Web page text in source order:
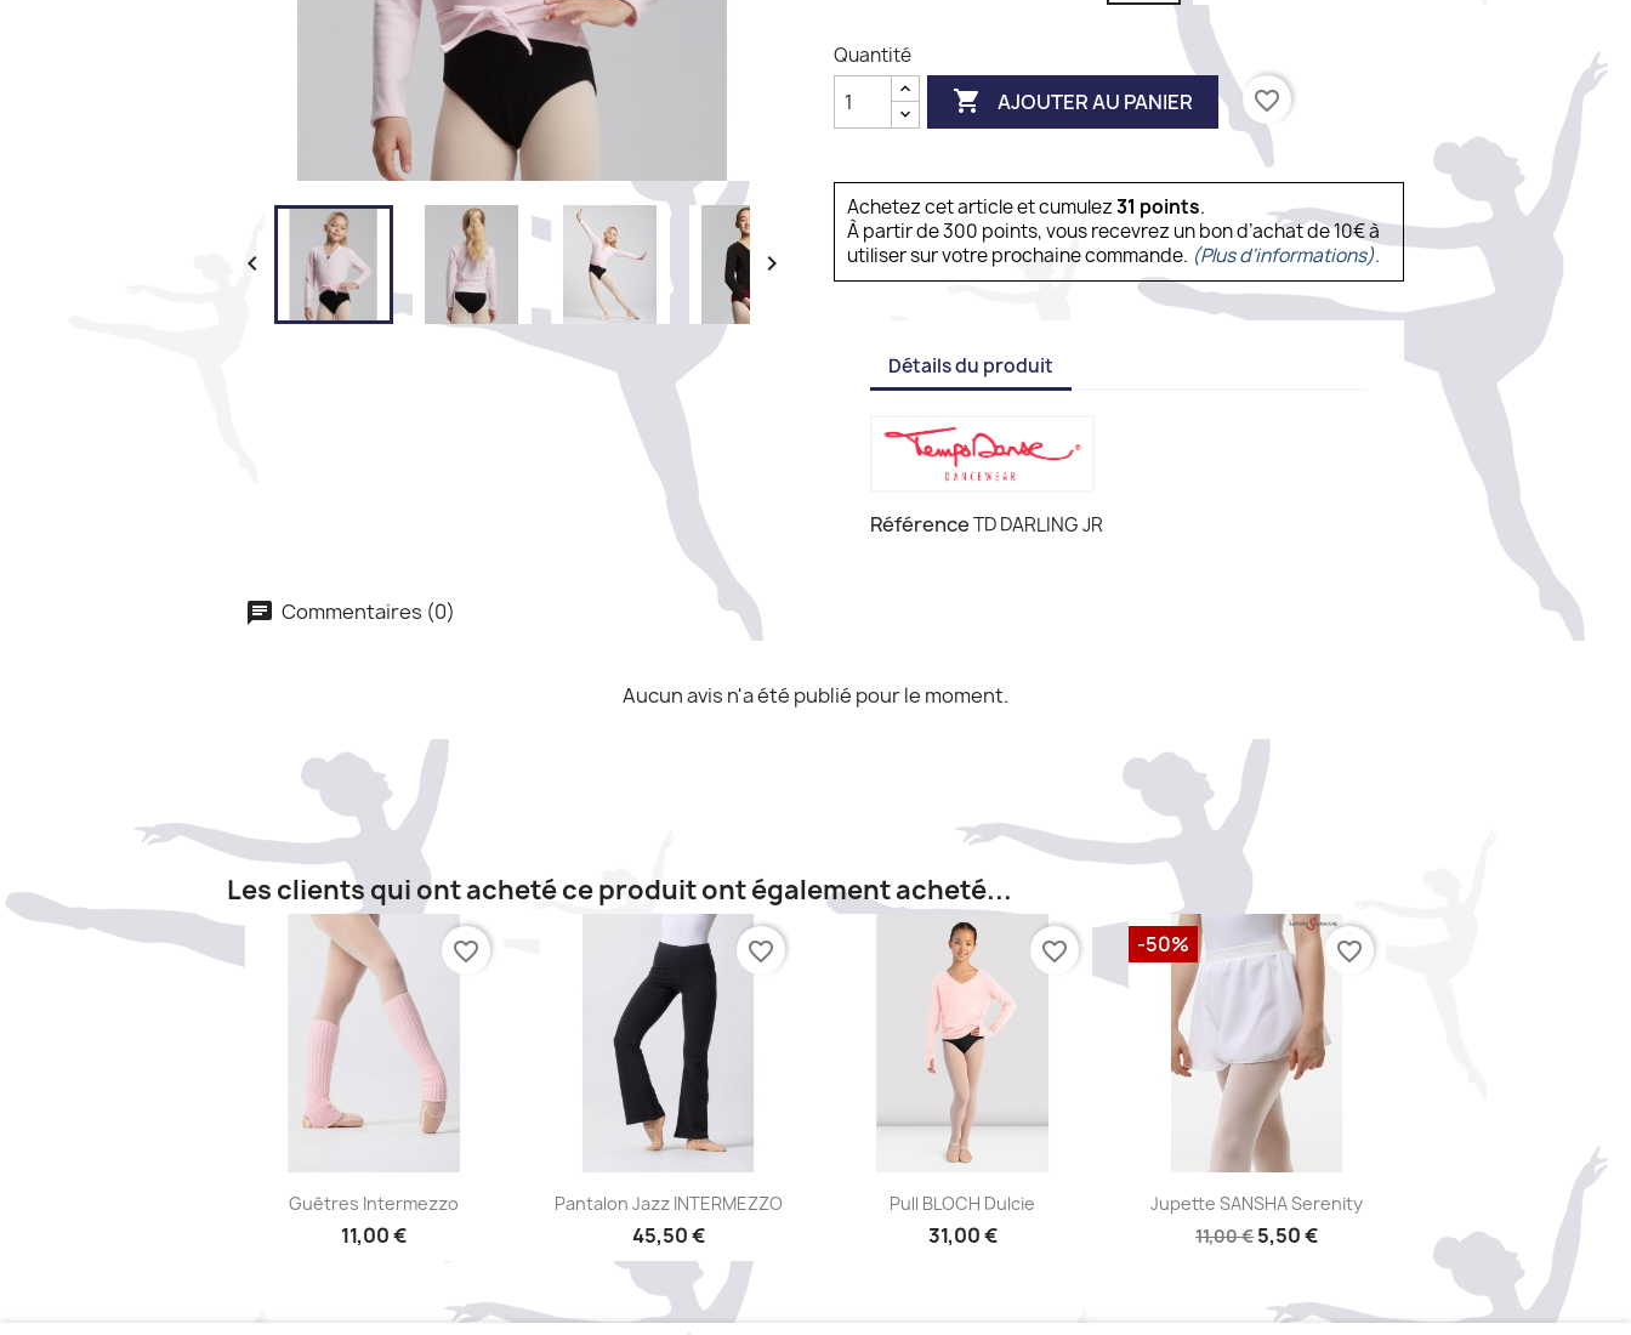
 
Quantité
 AJOUTER AU PANIER favorite_border
Achetez cet article et cumulez31 points.
À partir de 300 points, vous recevrez un bon d’achat de 10€ à
utiliser sur votre prochaine commande. (Plus d'informations).
Détails du produit
RéférenceTD DARLING JR
Commentaires (0)
Aucun avis n'a été publié pour le moment.
Les clients qui ont acheté ce produit ont également acheté...
Aperçu rapide
Guêtres Intermezzo
11,00 €
favorite_border
Aperçu rapide
Pantalon Jazz INTERMEZZO
45,50 €
favorite_border
Aperçu rapide
Pull BLOCH Dulcie
31,00 €
favorite_border
Aperçu rapide
Jupette SANSHA Serenity
11,00 €5,50 €
-50% favorite_border